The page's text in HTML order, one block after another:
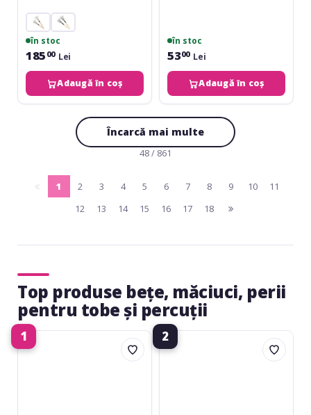
în stoc
185 00 Lei
Adaugă în coș
în stoc
5300 Lei
Adaugă în coș
Încarcă mai multe
48 / 861
pagina
anterioara
1
(current)
2 3 4 5 6 7 8 9 10
11
12
13 14 15 16 17 18
pagina
Top produse beţe, măciuci, perii
pentru tobe și percuții
1
Vic
Firth
2
Basix
Stick